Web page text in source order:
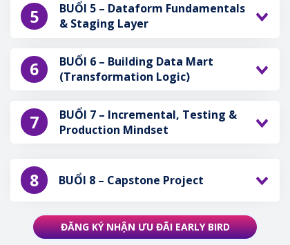
BUỔI 5 – Dataform Fundamentals
& Staging Layer
5
BUỔI 6 – Building Data Mart
(Transformation Logic)
6
BUỔI 7 – Incremental, Testing &
Production Mindset
7
ĐĂNG KÝ NHẬN ƯU ĐÃI EARLY BIRD
BUỔI 8 – Capstone Project
8